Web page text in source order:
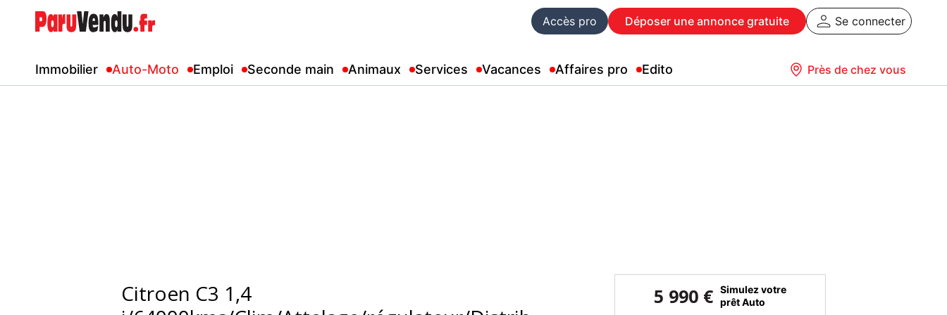
Accès pro Déposer une annonce gratuite Se connecter
Immobilier Auto-Moto Emploi Seconde main Animaux Services Vacances Affaires pro Edito Près de chez vous
Citroen C3 1,4
5 990 € Simulez votre
prêt Auto